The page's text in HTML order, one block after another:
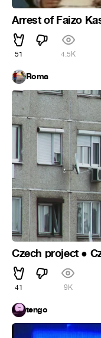
Arrest of Faizo
51 4.5K
Roma
Czech project ●
41 9K
tengo